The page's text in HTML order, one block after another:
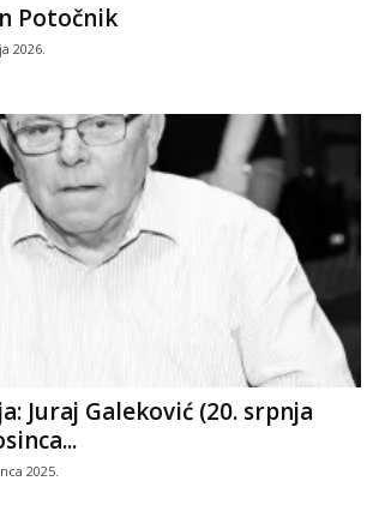
Potočnik
2026.
Juraj Galeković (20. srpnja
2025.